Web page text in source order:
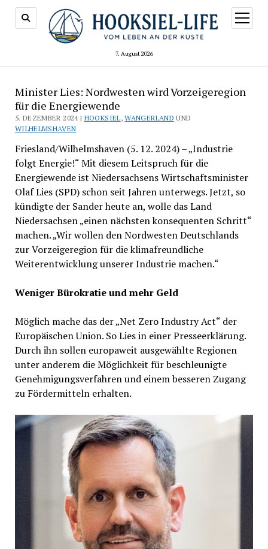
7. August 2026
Menü
öffnen
Minister Lies: Nordwesten wird Vorzeigeregion
für die Energiewende
5. DEZEMBER 2024 | HOOKSIEL,WANGERLAND UND
WILHELMSHAVEN
Friesland/Wilhelmshaven (5. 12. 2024) – „Industrie
folgt Energie!“ Mit diesem Leitspruch für die
Energiewende ist Niedersachsens Wirtschaftsminister
Olaf Lies (SPD) schon seit Jahren unterwegs. Jetzt, so
kündigte der Sander heute an, wolle das Land
Niedersachsen „einen nächsten konsequenten Schritt“
machen. „Wir wollen den Nordwesten Deutschlands
zur Vorzeigeregion für die klimafreundliche
Weiterentwicklung unserer Industrie machen.“
Weniger Bürokratie und mehr Geld
Möglich mache das der „Net Zero Industry Act“ der
Europäischen Union. So Lies in einer Presseerklärung.
Durch ihn sollen europaweit ausgewählte Regionen
unter anderem die Möglichkeit für beschleunigte
Genehmigungsverfahren und einem besseren Zugang
zu Fördermitteln erhalten.